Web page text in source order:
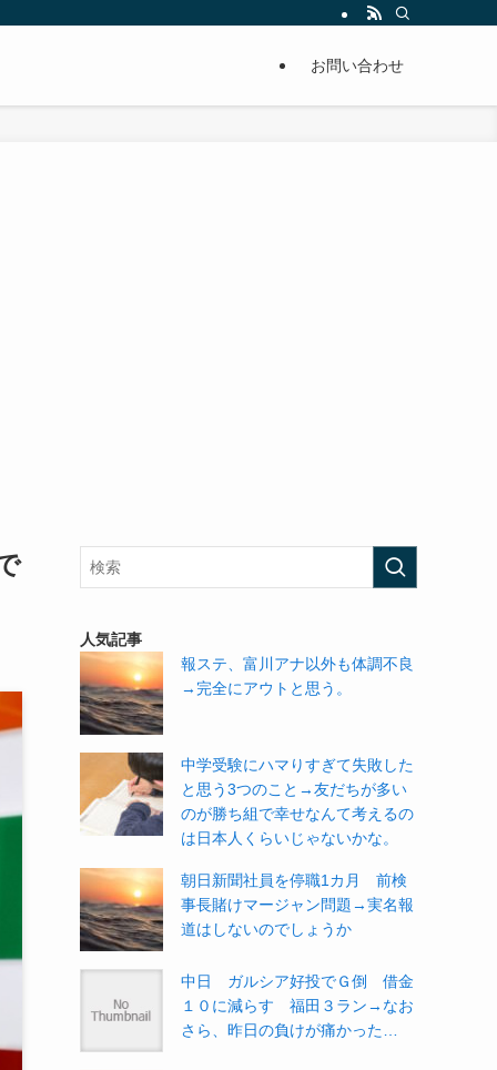
痩せることが出来るように分かりやすくまとめています。
お問い合わせ
人気記事
報ステ、富川アナ以外も体調不良
→完全にアウトと思う。
中学受験にハマりすぎて失敗した
と思う3つのこと→友だちが多い
のが勝ち組で幸せなんて考えるの
は日本人くらいじゃないかな。
朝日新聞社員を停職1カ月 前検
事長賭けマージャン問題→実名報
道はしないのでしょうか
中日 ガルシア好投でＧ倒 借金
１０に減らす 福田３ラン→なお
さら、昨日の負けが痛かった…